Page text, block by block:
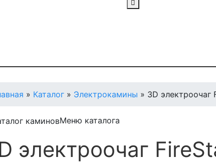
» Каталог » Электрокамины » 3D электроочаг
Меню каталога
электроочаг